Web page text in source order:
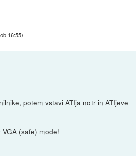
16:55)
potem vstavi ATIja notr in ATIjeve
(safe) mode!